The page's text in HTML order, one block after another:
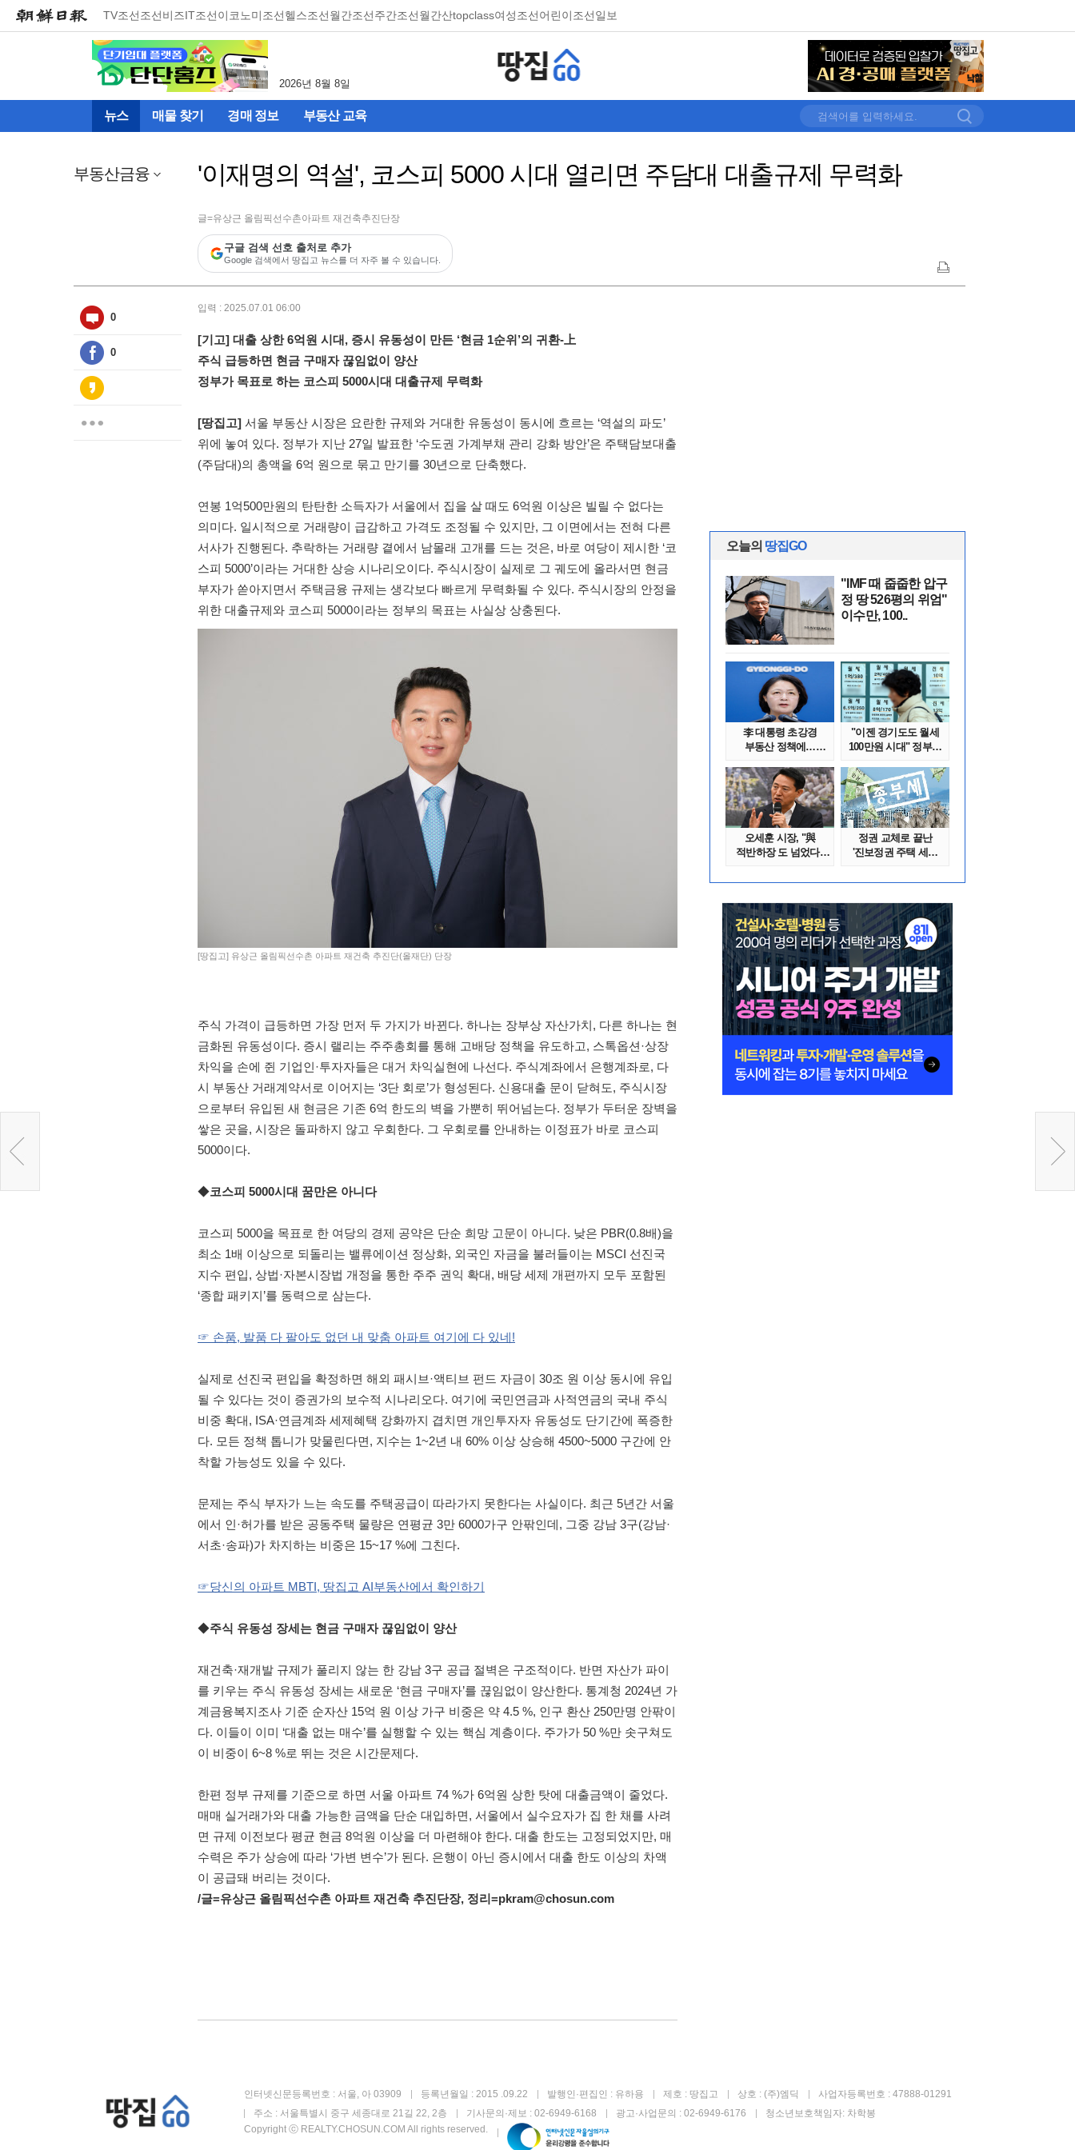
TV조선조선비즈IT조선이코노미조선헬스조선월간조선주간조선월간산topclass여성조선어린이조선일보
2026년 8월 8일
뉴스 매물 찾기 경매 정보 부동산 교육
부동산금융 '이재명의 역설', 코스피 5000 시대 열리면 주담대 대출규제 무력화
글=유상근 올림픽선수촌아파트 재건축추진단장
구글 검색 선호 출처로 추가
Google 검색에서 땅집고 뉴스를 더 자주 볼 수 있습니다.
0
0
입력 : 2025.07.01 06:00
[기고] 대출 상한 6억원 시대, 증시 유동성이 만든 ‘현금 1순위’의 귀환-上
주식 급등하면 현금 구매자 끊임없이 양산
정부가 목표로 하는 코스피 5000시대 대출규제 무력화
[땅집고] 서울 부동산 시장은 요란한 규제와 거대한 유동성이 동시에 흐르는 ‘역설의 파도’
위에 놓여 있다. 정부가 지난 27일 발표한 ‘수도권 가계부채 관리 강화 방안’은 주택담보대출
(주담대)의 총액을 6억 원으로 묶고 만기를 30년으로 단축했다.
연봉 1억500만원의 탄탄한 소득자가 서울에서 집을 살 때도 6억원 이상은 빌릴 수 없다는
의미다. 일시적으로 거래량이 급감하고 가격도 조정될 수 있지만, 그 이면에서는 전혀 다른
서사가 진행된다. 추락하는 거래량 곁에서 남몰래 고개를 드는 것은, 바로 여당이 제시한 ‘코
스피 5000’이라는 거대한 상승 시나리오이다. 주식시장이 실제로 그 궤도에 올라서면 현금
부자가 쏟아지면서 주택금융 규제는 생각보다 빠르게 무력화될 수 있다. 주식시장의 안정을
위한 대출규제와 코스피 5000이라는 정부의 목표는 사실상 상충된다.
[땅집고] 유상근 올림픽선수촌 아파트 재건축 추진단(올재단) 단장
주식 가격이 급등하면 가장 먼저 두 가지가 바뀐다. 하나는 장부상 자산가치, 다른 하나는 현
금화된 유동성이다. 증시 랠리는 주주총회를 통해 고배당 정책을 유도하고, 스톡옵션·상장
차익을 손에 쥔 기업인·투자자들은 대거 차익실현에 나선다. 주식계좌에서 은행계좌로, 다
시 부동산 거래계약서로 이어지는 ‘3단 회로’가 형성된다. 신용대출 문이 닫혀도, 주식시장
으로부터 유입된 새 현금은 기존 6억 한도의 벽을 가뿐히 뛰어넘는다. 정부가 두터운 장벽을
쌓은 곳을, 시장은 돌파하지 않고 우회한다. 그 우회로를 안내하는 이정표가 바로 코스피
5000이다.
◆코스피 5000시대 꿈만은 아니다
코스피 5000을 목표로 한 여당의 경제 공약은 단순 희망 고문이 아니다. 낮은 PBR(0.8배)을
최소 1배 이상으로 되돌리는 밸류에이션 정상화, 외국인 자금을 불러들이는 MSCI 선진국
지수 편입, 상법·자본시장법 개정을 통한 주주 권익 확대, 배당 세제 개편까지 모두 포함된
‘종합 패키지’를 동력으로 삼는다.
☞ 손품, 발품 다 팔아도 없던 내 맞춤 아파트 여기에 다 있네!
실제로 선진국 편입을 확정하면 해외 패시브·액티브 펀드 자금이 30조 원 이상 동시에 유입
될 수 있다는 것이 증권가의 보수적 시나리오다. 여기에 국민연금과 사적연금의 국내 주식
비중 확대, ISA·연금계좌 세제혜택 강화까지 겹치면 개인투자자 유동성도 단기간에 폭증한
다. 모든 정책 톱니가 맞물린다면, 지수는 1~2년 내 60% 이상 상승해 4500~5000 구간에 안
착할 가능성도 있을 수 있다.
문제는 주식 부자가 느는 속도를 주택공급이 따라가지 못한다는 사실이다. 최근 5년간 서울
에서 인·허가를 받은 공동주택 물량은 연평균 3만 6000가구 안팎인데, 그중 강남 3구(강남·
서초·송파)가 차지하는 비중은 15~17 %에 그친다.
☞당신의 아파트 MBTI, 땅집고 AI부동산에서 확인하기
◆주식 유동성 장세는 현금 구매자 끊임없이 양산
재건축·재개발 규제가 풀리지 않는 한 강남 3구 공급 절벽은 구조적이다. 반면 자산가 파이
를 키우는 주식 유동성 장세는 새로운 ‘현금 구매자’를 끊임없이 양산한다. 통계청 2024년 가
계금융복지조사 기준 순자산 15억 원 이상 가구 비중은 약 4.5 %, 인구 환산 250만명 안팎이
다. 이들이 이미 ‘대출 없는 매수’를 실행할 수 있는 핵심 계층이다. 주가가 50 %만 솟구쳐도
이 비중이 6~8 %로 뛰는 것은 시간문제다.
한편 정부 규제를 기준으로 하면 서울 아파트 74 %가 6억원 상한 탓에 대출금액이 줄었다.
매매 실거래가와 대출 가능한 금액을 단순 대입하면, 서울에서 실수요자가 집 한 채를 사려
면 규제 이전보다 평균 현금 8억원 이상을 더 마련해야 한다. 대출 한도는 고정되었지만, 매
수력은 주가 상승에 따라 ‘가변 변수’가 된다. 은행이 아닌 증시에서 대출 한도 이상의 차액
이 공급돼 버리는 것이다.
/글=유상근 올림픽선수촌 아파트 재건축 추진단장, 정리=pkram@chosun.com
오늘의 땅집GO
"IMF 때 줍줍한 압구
정 땅 526평의 위엄"
이수만, 100..
李 대통령 초강경
부동산 정책에…
"이젠 경기도도 월세
100만원 시대" 정부發
오세훈 시장, "與
적반하장 도 넘었다"
정권 교체로 끝난
'진보정권 주택 세금
인터넷신문등록번호 : 서울, 아 03909 등록년월일 : 2015 .09.22 발행인·편집인 : 유하용 제호 : 땅집고 상호 : (주)엠딕
사업자등록번호 : 47888-01291
주소 : 서울특별시 중구 세종대로 21길 22, 2층
기사문의·제보 : 02-6949-6168 광고·사업문의 : 02-6949-6176
청소년보호책임자: 차학봉
Copyright ⓒ REALTY.CHOSUN.COM All rights reserved.